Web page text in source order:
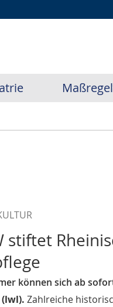
stiftet
können sich ab
Zahlreiche